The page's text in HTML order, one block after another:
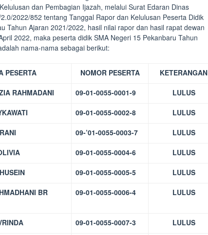
dan Pembagian Ijazah, melalui Surat Edaran Dinas
2022/852 tentang Tanggal Rapor dan Kelulusan Peserta Didik
Tahun Ajaran 2021/2022, hasil nilai rapor dan hasil rapat dewan
2022, maka peserta didik SMA Negeri 15 Pekanbaru Tahun
nama-nama sebagai berikut:
PESERTA NOMOR PESERTA KETERANGAN
RAHMADANI 09-01-0055-0001-9 LULUS
09-01-0055-0002-8 LULUS
09-’01-0055-0003-7 LULUS
09-01-0055-0004-6 LULUS
09-01-0055-0005-5 LULUS
BR
09-01-0055-0006-4 LULUS
09-01-0055-0007-3 LULUS